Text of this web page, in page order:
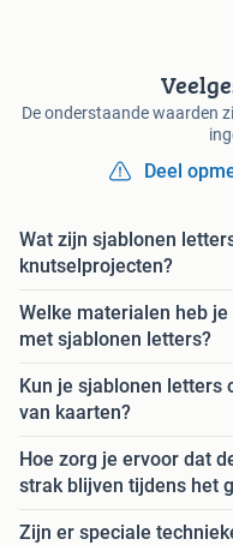
De onderstaande waarden
Deel
Wat zijn sjablonen
knutselprojecten?
Welke materialen heb
met sjablonen letters?
Kun je sjablonen letters
van kaarten?
Hoe zorg je ervoor dat
strak blijven tijdens het
Zijn er speciale